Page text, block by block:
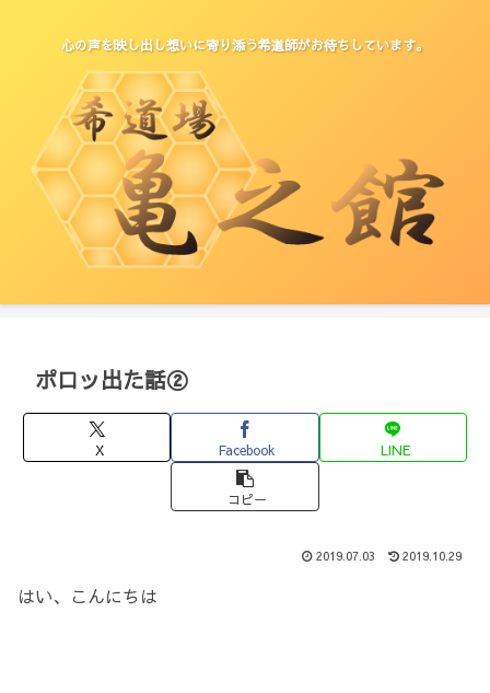
心の声を映し出し想いに寄り添う希道師がお待ちしています。
ポロッ出た話②
X Facebook LINE
コピー
2019.07.03 2019.10.29
はい、こんにちは